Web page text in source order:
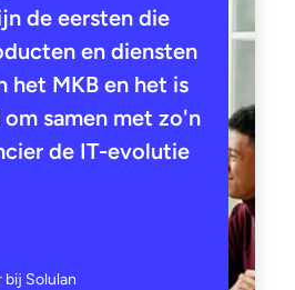
de eersten die
en diensten
het MKB en het is
samen met zo'n
de IT-evolutie
Solulan